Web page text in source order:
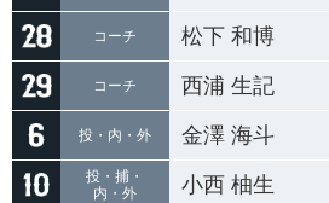
コーチ 松下 和博
コーチ 西浦 生記
投・内・外 金澤 海斗
投・捕・
内・外
小西 柚生